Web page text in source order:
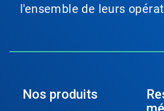
l'ensemble de leurs
Nos produits